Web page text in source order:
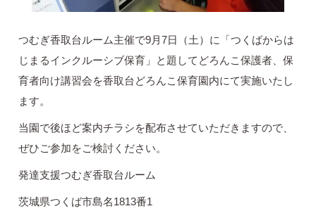
つむぎ香取台ルーム主催で9月7日（土）に「つくばからは
じまるインクルーシブ保育」と題してどろんこ保護者、保
育者向け講習会を香取台どろんこ保育園内にて実施いたし
ます。
当園で後ほど案内チラシを配布させていただきますので、
ぜひご参加をご検討ください。
発達支援つむぎ香取台ルーム
茨城県つくば市島名1813番1